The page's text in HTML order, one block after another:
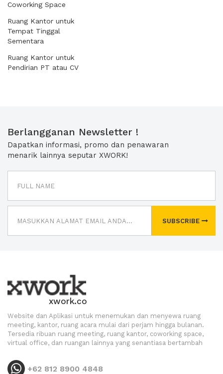
Coworking Space
Ruang Kantor untuk
Tempat Tinggal
Sementara
Ruang Kantor untuk
Pendirian PT atau CV
Berlangganan Newsletter !
Dapatkan informasi, promo dan penawaran
menarik lainnya seputar XWORK!
SUBSCRIBE
xwork.co
Website dan Aplikasi untuk menemukan dan menyewa ruang
meeting, kantor, ruang acara mulai dari perjam hingga bulanan.
Tersedia ribuan ruang meeting, ruang kantor, coworking space,
virtual office, dan ruangan lainnya yang senantiasa bertambah
+62 812 8900 4848